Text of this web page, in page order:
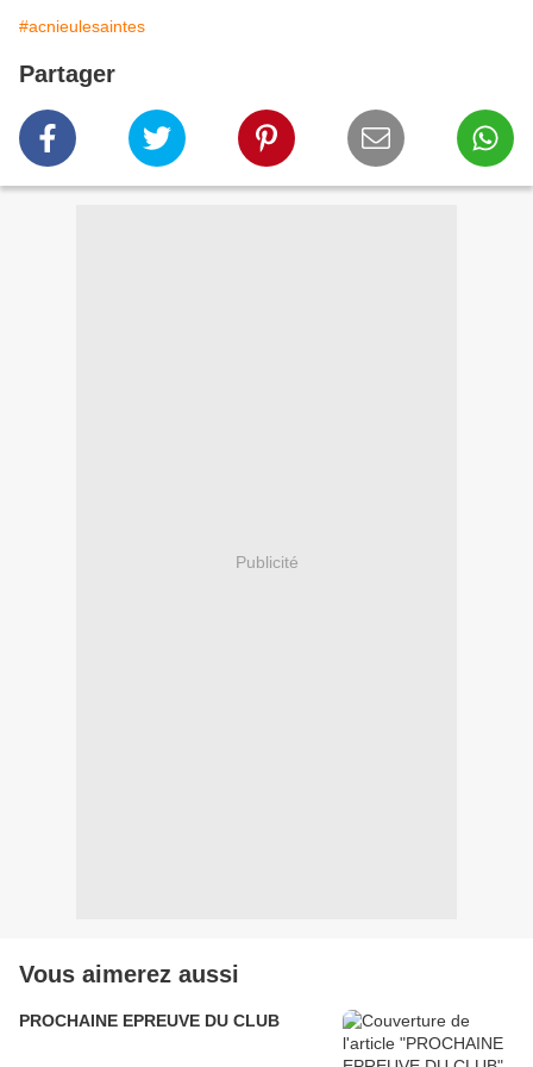
#acnieulesaintes
Partager
Publicité
Vous aimerez aussi
PROCHAINE EPREUVE DU CLUB